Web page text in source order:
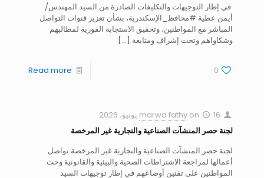
في إطار التوجيهات والتكليفات الصادرة من السيد المهندس/
أيمن عطية #محافظ_الإسكندرية، بشأن تعزيز قنوات التواصل
المباشر مع المواطنين، وتحقيق الاستجابة الفورية لمطالبهم
وشكاواهم وتحت إشراف ومتابعة […]
0
Read more
marwa fathy on
16 يونيو، 2026
لجنة حصر المنشآت الصناعية والتجارية غير المرخصة
لجنة حصر المنشآت الصناعية والتجارية غير المرخصة تواصل
أعمالها لمراجعة الاشتراطات الصحية والبيئية والقانونية وحث
المواطنين على تقنين أوضاعهم في إطار توجيهات السيد